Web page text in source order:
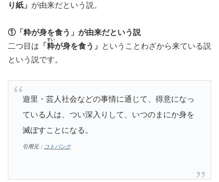
り紙」 が由来だという説。
①「粋が身を食う」が由来だという説
二つ目は 「 粋
すい
が身を食う」
ということわざから来ている説
という説です。
遊里・芸人社会などの事情に通じて、得意になっ
ている人は、つい深入りして、いつのまにか身を
滅ぼすことになる。
引用元： コトバンク